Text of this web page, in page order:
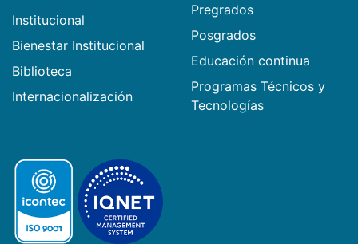
Institucional
Bienestar Institucional
Biblioteca
Internacionalización
Pregrados
Posgrados
Educación continua
Programas Técnicos y
Tecnologías